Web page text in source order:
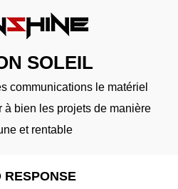
SOLEIL
communications le matériel
à bien les projets de manière
et rentable
RESPONSE